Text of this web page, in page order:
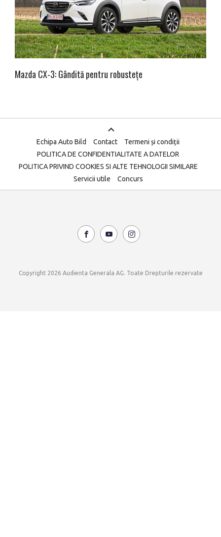
Mazda CX-3: Gândită pentru robustețe
Echipa Auto Bild Contact
Termeni și condiții
POLITICA DE CONFIDENTIALITATE A DATELOR
POLITICA PRIVIND COOKIES SI ALTE TEHNOLOGII SIMILARE
Servicii utile
Concurs
Copyright 2026 Audienta Generala AG. Toate Drepturile rezervate